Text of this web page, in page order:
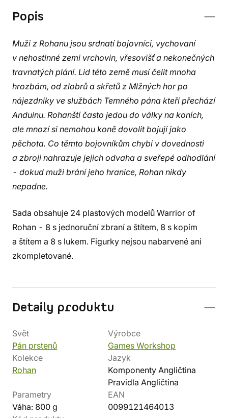
Popis
Muži z Rohanu jsou srdnatí bojovníci, vychovaní
v nehostinné zemi vrchovin, vřesovišť a nekonečných
travnatých plání. Lid této země musí čelit mnoha
hrozbám, od zlobrů a skřetů z Mlžných hor po
nájezdníky ve službách Temného pána kteří přechází
Anduinu. Rohanští často jedou do války na koních,
ale mnozí si nemohou koně dovolit bojují jako
pěchota. Co těmto bojovníkům chybí v dovednosti
a zbroji nahrazuje jejich odvaha a sveřepé odhodlání
- dokud muži brání jeho hranice, Rohan nikdy
nepadne.
Sada obsahuje 24 plastových modelů Warrior of
Rohan - 8 s jednoruční zbraní a štítem, 8 s kopím
a štítem a 8 s lukem. Figurky nejsou nabarvené ani
zkompletované.
Detaily produktu
Svět
Pán prstenů
Výrobce
Games Workshop
Kolekce
Rohan
Jazyk
Komponenty Angličtina
Pravidla Angličtina
Parametry
Váha: 800 g
EAN
0099121464013